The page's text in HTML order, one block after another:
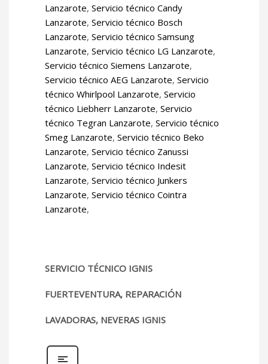
Lanzarote, Servicio técnico Candy
Lanzarote, Servicio técnico Bosch
Lanzarote, Servicio técnico Samsung
Lanzarote, Servicio técnico LG Lanzarote,
Servicio técnico Siemens Lanzarote,
Servicio técnico AEG Lanzarote, Servicio
técnico Whirlpool Lanzarote, Servicio
técnico Liebherr Lanzarote, Servicio
técnico Tegran Lanzarote, Servicio técnico
Smeg Lanzarote, Servicio técnico Beko
Lanzarote, Servicio técnico Zanussi
Lanzarote, Servicio técnico Indesit
Lanzarote, Servicio técnico Junkers
Lanzarote, Servicio técnico Cointra
Lanzarote,
SERVICIO TÉCNICO IGNIS
FUERTEVENTURA, REPARACIÓN
LAVADORAS, NEVERAS IGNIS